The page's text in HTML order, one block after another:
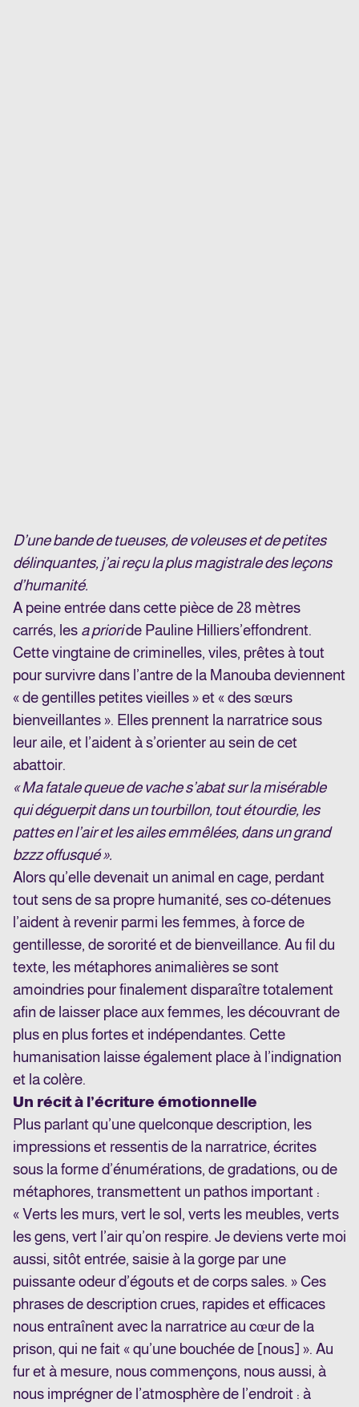
D’une bande de tueuses, de voleuses et de petites
délinquantes, j’ai reçu la plus magistrale des leçons
d’humanité.
A peine entrée dans cette pièce de 28 mètres
carrés, les a prioride Pauline Hilliers’effondrent.
Cette vingtaine de criminelles, viles, prêtes à tout
pour survivre dans l’antre de la Manouba deviennent
« de gentilles petites vieilles » et « des sœurs
bienveillantes ». Elles prennent la narratrice sous
leur aile, et l’aident à s’orienter au sein de cet
abattoir.
« Ma fatale queue de vache s’abat sur la misérable
qui déguerpit dans un tourbillon, tout étourdie, les
pattes en l’air et les ailes emmêlées, dans un grand
bzzz offusqué ».
Alors qu’elle devenait un animal en cage, perdant
tout sens de sa propre humanité, ses co-détenues
l’aident à revenir parmi les femmes, à force de
gentillesse, de sororité et de bienveillance. Au fil du
texte, les métaphores animalières se sont
amoindries pour finalement disparaître totalement
afin de laisser place aux femmes, les découvrant de
plus en plus fortes et indépendantes. Cette
humanisation laisse également place à l’indignation
et la colère.
Un récit à l’écriture émotionnelle
Plus parlant qu’une quelconque description, les
impressions et ressentis de la narratrice, écrites
sous la forme d’énumérations, de gradations, ou de
métaphores, transmettent un pathos important :
« Verts les murs, vert le sol, verts les meubles, verts
les gens, vert l’air qu’on respire. Je deviens verte moi
aussi, sitôt entrée, saisie à la gorge par une
puissante odeur d’égouts et de corps sales. » Ces
phrases de description crues, rapides et efficaces
nous entraînent avec la narratrice au cœur de la
prison, qui ne fait « qu’une bouchée de [nous] ». Au
fur et à mesure, nous commençons, nous aussi, à
nous imprégner de l’atmosphère de l’endroit : à